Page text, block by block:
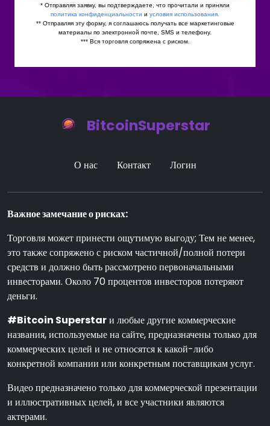
BitcoinSuperstar
О нас Контакт Логин
Важное замечание о рисках:
Торговля может принести ощутимую выгоду; Тем не менее,
это также сопряжено с риском частичной/полной потери
средств и должно быть рассмотрено первоначальными
инвесторами. Около 70 процентов инвесторов потеряют
деньги.
#Bitcoin Superstarи любые другие коммерческие
названия, используемые на сайте, предназначены только для
коммерческих целей и не относятся к какой-либо
конкретной компании или конкретным поставщикам услуг.
Видео предназначено только для коммерческой презентации
и иллюстративных целей, и все участники являются
актерами.